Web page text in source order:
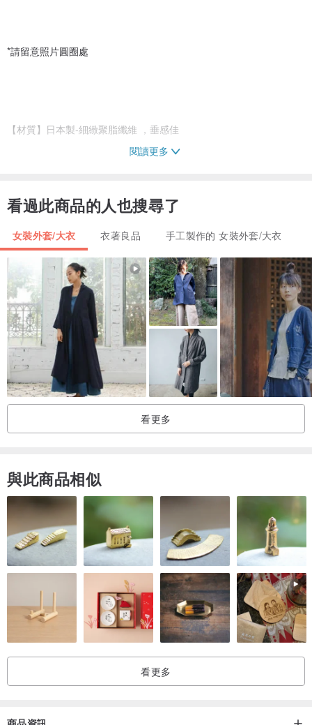
*請留意照片圓圈處
【材質】日本製-細緻聚脂纖維 ，垂感佳
【注意事項】
。網購難免因為每個人的螢幕&家中燈光不同而有些微色差，顏色以
實物為主
。挑選商品請預留穿著大小，請勿選得太剛好
。小店小本經營，尺寸不合、色差等問題並不在退換貨範圍內
。若有尺寸&顏色疑慮，歡迎至台北中山工作室現場試穿選購
。古著商品每款都只有一件，找到相同款式的機率非常小，所以售出
閱讀更多
看過此商品的人也搜尋了
女裝外套/大衣 衣著良品 手工製作的 女裝外套/大衣
看更多
與此商品相似
看更多